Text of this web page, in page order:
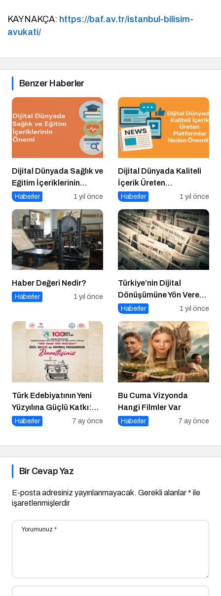
KAYNAKÇA: https://baf.av.tr/istanbul-bilisim-
avukati/
Benzer Haberler
Dijital Dünyada Sağlık ve
Eğitim İçeriklerinin
Önemi
Haberler 1 yıl önce
Dijital Dünyada Kaliteli
İçerik Üreten
Platformlar Neden
Haberler 1 yıl önce
Haber Değeri Nedir?
Haberler 1 yıl önce
Türkiye’nin Dijital
Dönüşümüne Yön Veren
15 Platform
Haberler 1 yıl önce
Türk Edebiyatının Yeni
Yüzyılına Güçlü Katkı:
“100 Yazar 100 Yeni
Haberler 7 ay önce
Bu Cuma Vizyonda
Hangi Filmler Var
Haberler 7 ay önce
Bir Cevap Yaz
E-posta adresiniz yayınlanmayacak. Gerekli alanlar* ile
işaretlenmişlerdir
Yorumunuz *